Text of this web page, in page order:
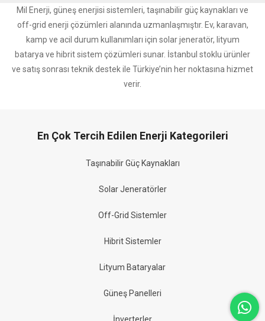
Mil Enerji, güneş enerjisi sistemleri, taşınabilir güç kaynakları ve
off-grid enerji çözümleri alanında uzmanlaşmıştır. Ev, karavan,
kamp ve acil durum kullanımları için solar jeneratör, lityum
batarya ve hibrit sistem çözümleri sunar. İstanbul stoklu ürünler
ve satış sonrası teknik destek ile Türkiye’nin her noktasına hizmet
verir.
En Çok Tercih Edilen Enerji Kategorileri
Taşınabilir Güç Kaynakları
Solar Jeneratörler
Off-Grid Sistemler
Hibrit Sistemler
Lityum Bataryalar
Güneş Panelleri
İnverterler